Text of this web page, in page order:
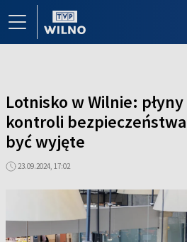
Lotnisko w Wilnie:
kontroli
być wyjęte
23.09.2024, 17:02